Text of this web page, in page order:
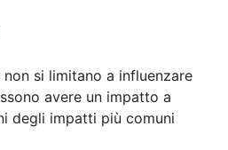
si limitano a influenzare
avere un impatto a
degli impatti più comuni